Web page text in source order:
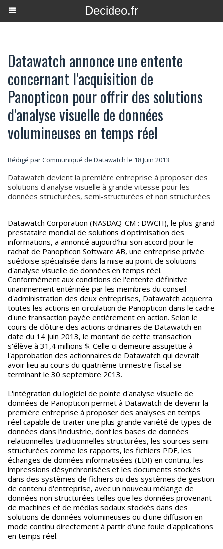
Decideo.fr
Datawatch annonce une entente
concernant l'acquisition de
Panopticon pour offrir des solutions
d'analyse visuelle de données
volumineuses en temps réel
Rédigé par Communiqué de Datawatch le 18 Juin 2013
Datawatch devient la première entreprise à proposer des
solutions d'analyse visuelle à grande vitesse pour les
données structurées, semi-structurées et non structurées
Datawatch Corporation (NASDAQ-CM : DWCH), le plus grand
prestataire mondial de solutions d'optimisation des
informations, a annoncé aujourd'hui son accord pour le
rachat de Panopticon Software AB, une entreprise privée
suédoise spécialisée dans la mise au point de solutions
d'analyse visuelle de données en temps réel.
Conformément aux conditions de l'entente définitive
unanimement entérinée par les membres du conseil
d'administration des deux entreprises, Datawatch acquerra
toutes les actions en circulation de Panopticon dans le cadre
d'une transaction payée entièrement en action. Selon le
cours de clôture des actions ordinaires de Datawatch en
date du 14 juin 2013, le montant de cette transaction
s'élève à 31,4 millions $. Celle-ci demeure assujettie à
l'approbation des actionnaires de Datawatch qui devrait
avoir lieu au cours du quatrième trimestre fiscal se
terminant le 30 septembre 2013.
L'intégration du logiciel de pointe d'analyse visuelle de
données de Panopticon permet à Datawatch de devenir la
première entreprise à proposer des analyses en temps
réel capable de traiter une plus grande variété de types de
données dans l'industrie, dont les bases de données
relationnelles traditionnelles structurées, les sources semi-
structurées comme les rapports, les fichiers PDF, les
échanges de données informatisées (EDI) en continu, les
impressions désynchronisées et les documents stockés
dans des systèmes de fichiers ou des systèmes de gestion
de contenu d'entreprise, avec un nouveau mélange de
données non structurées telles que les données provenant
de machines et de médias sociaux stockés dans des
solutions de données volumineuses ou d'une diffusion en
mode continu directement à partir d'une foule d'applications
en temps réel.